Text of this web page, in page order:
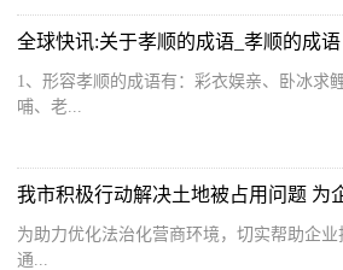
全球快讯:关于孝顺的成语_孝顺的成语
1、形容孝顺的成语有：彩衣娱亲、卧冰求
哺、老...
我市积极行动解决土地被占用问题 为
为助力优化法治化营商环境，切实帮助企
通...